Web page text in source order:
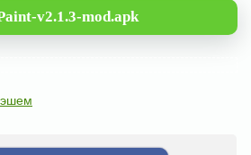
v2.1.3-mod.apk